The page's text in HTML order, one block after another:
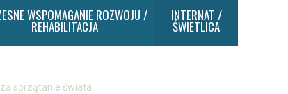
WSPOMAGANIE ROZWOJU /
REHABILITACJA
INTERNAT /
ŚWIETLICA
sprzątanie świata